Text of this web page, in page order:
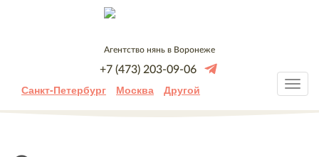
Агентство нянь в Воронеже
+7 (473) 203-09-06
Санкт-Петербург Москва Другой